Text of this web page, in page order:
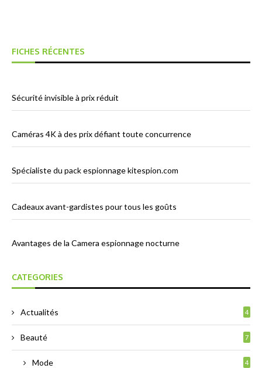
FICHES RÉCENTES
Sécurité invisible à prix réduit
Caméras 4K à des prix défiant toute concurrence
Spécialiste du pack espionnage kitespion.com
Cadeaux avant-gardistes pour tous les goûts
Avantages de la Camera espionnage nocturne
CATEGORIES
Actualités 4
Beauté 7
Mode 4